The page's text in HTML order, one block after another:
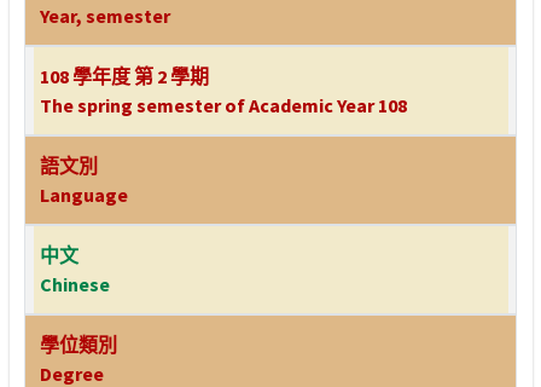
Year, semester
108 學年度 第 2 學期
The spring semester of Academic Year 108
語文別
Language
中文
Chinese
學位類別
Degree